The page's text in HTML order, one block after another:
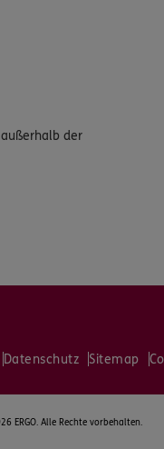
der
Datenschutz Sitemap
ERGO. Alle Rechte vorbehalten.